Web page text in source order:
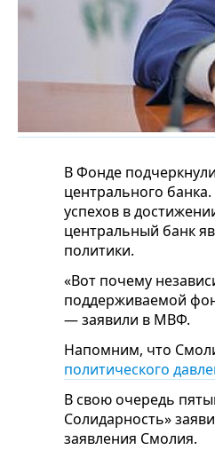
В Фонде
центрального
успехов в
центральный банк
политики.
«Вот почему
поддерживаемой
— заявили в МВФ.
Напомним, что
политического
В свою очередь
Солидарность»
заявления Смолия.